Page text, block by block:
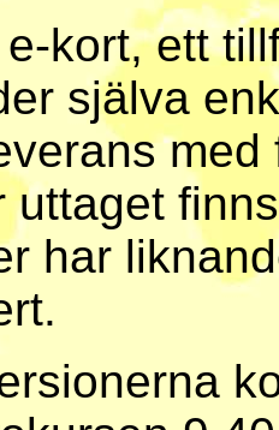
kort, ett
själva
uttaget
har